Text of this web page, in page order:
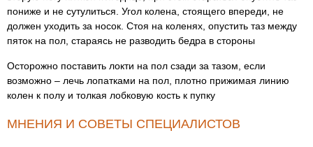
пониже и не сутулиться. Угол колена, стоящего впереди, не
должен уходить за носок. Стоя на коленях, опустить таз между
пяток на пол, стараясь не разводить бедра в стороны
Осторожно поставить локти на пол сзади за тазом, если
возможно – лечь лопатками на пол, плотно прижимая линию
колен к полу и толкая лобковую кость к пупку
МНЕНИЯ И СОВЕТЫ СПЕЦИАЛИСТОВ